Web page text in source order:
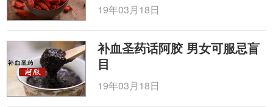
19年03月18日
补血圣药话阿胶 男女可服忌盲
目
19年03月18日